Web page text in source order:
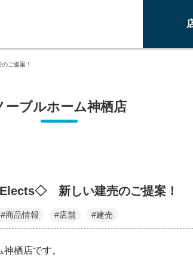
ご提案！
ーブルホーム神栖店
新しい建売のご提案！
#商品情報 #店舗 #建売
栖店です。